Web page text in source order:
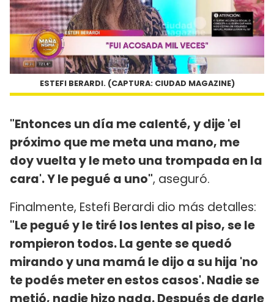
ESTEFI BERARDI. (CAPTURA: CIUDAD MAGAZINE)
"Entonces un día me calenté, y dije 'el
próximo que me meta una mano, me
doy vuelta y le meto una trompada en la
cara'. Y le pegué a uno", aseguró.
Finalmente, Estefi Berardi dio más detalles:
"Le pegué y le tiré los lentes al piso, se le
rompieron todos. La gente se quedó
mirando y una mamá le dijo a su hija 'no
te podés meter en estos casos'. Nadie se
metió, nadie hizo nada. Después de darle